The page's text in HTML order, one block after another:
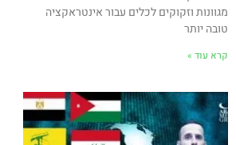
מגוונות וזקוקים לכלים עבור אינטראקציה
טובה יותר
קרא עוד »